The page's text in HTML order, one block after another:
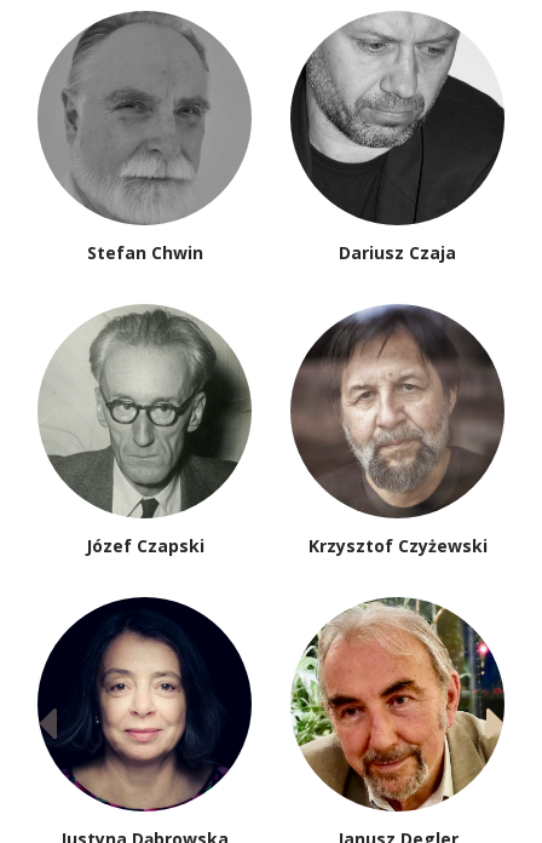
Stefan Chwin Dariusz Czaja
Józef Czapski Krzysztof Czyżewski